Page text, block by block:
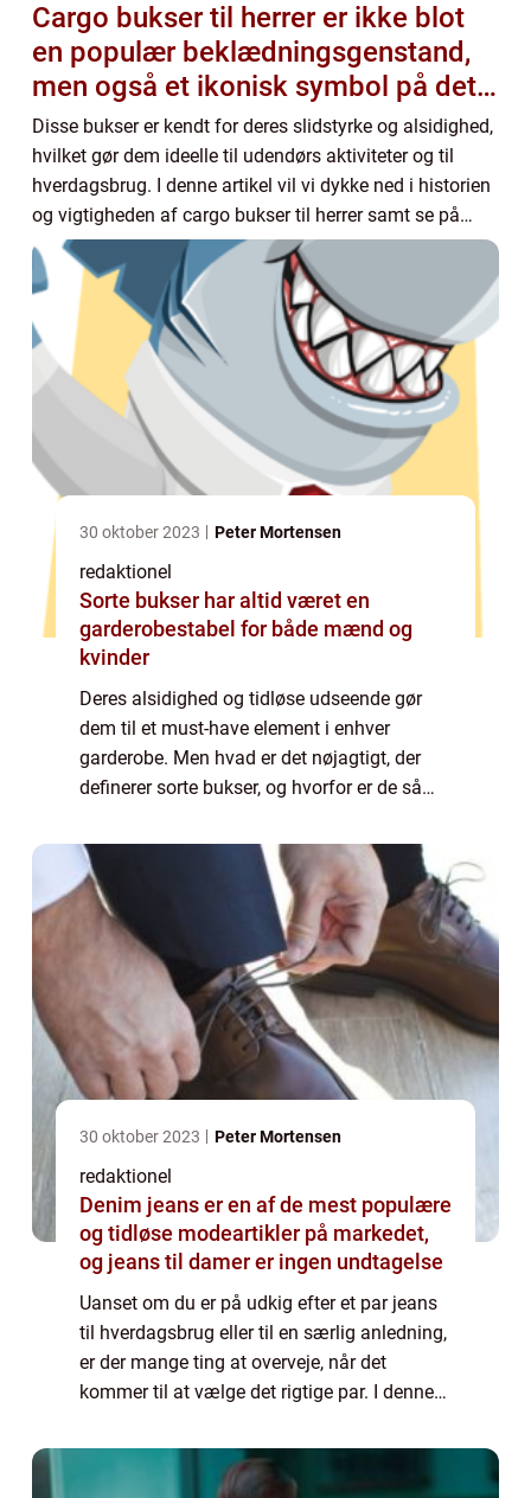
Cargo bukser til herrer er ikke blot
en populær beklædningsgenstand,
men også et ikonisk symbol på det
maskuline og praktiske
Disse bukser er kendt for deres slidstyrke og alsidighed,
hvilket gør dem ideelle til udendørs aktiviteter og til
hverdagsbrug. I denne artikel vil vi dykke ned i historien
og vigtigheden af cargo bukser til herrer samt se på
deres udvikling over tid...
30 oktober 2023 Peter Mortensen
redaktionel
Sorte bukser har altid været en
garderobestabel for både mænd og
kvinder
Deres alsidighed og tidløse udseende gør
dem til et must-have element i enhver
garderobe. Men hvad er det nøjagtigt, der
definerer sorte bukser, og hvorfor er de så
verden af sorte bukser og udforske vigti...
30 oktober 2023 Peter Mortensen
redaktionel
Denim jeans er en af de mest populære
og tidløse modeartikler på markedet,
og jeans til damer er ingen undtagelse
Uanset om du er på udkig efter et par jeans
til hverdagsbrug eller til en særlig anledning,
er der mange ting at overveje, når det
kommer til at vælge det rigtige par. I denne
damer og give dig en dybdegå...